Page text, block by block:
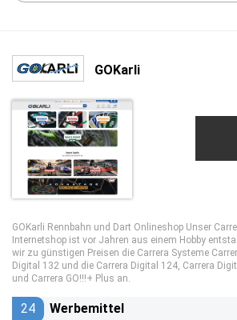
GOKarli
GOKarli Rennbahn und Dart Onlineshop Unser
Internetshop ist vor Jahren aus einem Hobby
wir zu günstigen Preisen die Carrera Systeme
Digital 132 und die Carrera Digital 124, Carrera
und Carrera GO!!!+ Plus an.
24 Werbemittel